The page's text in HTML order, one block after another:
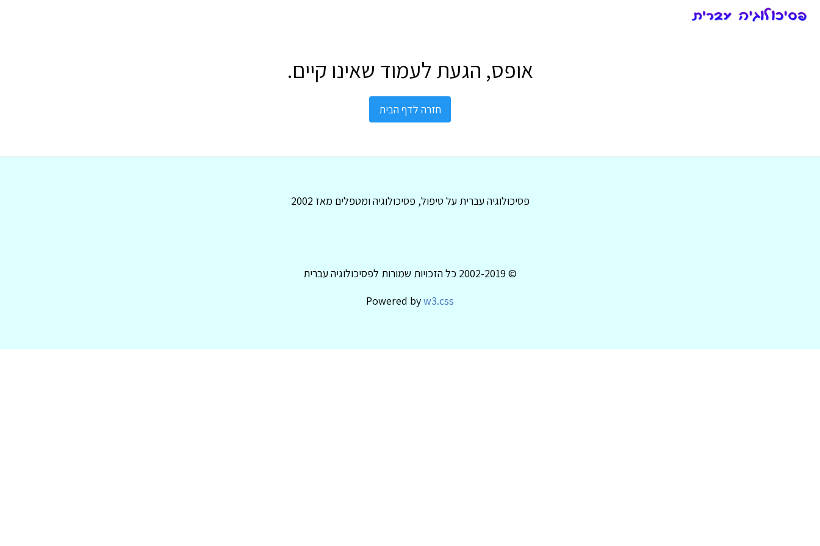
אופס, הגעת לעמוד שאינו קיים.
חזרה לדף הבית
פסיכולוגיה עברית על טיפול, פסיכולוגיה ומטפלים מאז 2002
© 2002-2019 כל הזכויות שמורות לפסיכולוגיה עברית
Powered byw3.css